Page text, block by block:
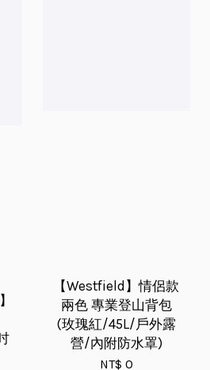
【Westfield】情侶款
兩色 專業登山背包
(玫瑰紅/45L/戶外露
營/內附防水罩)
NT$ 0